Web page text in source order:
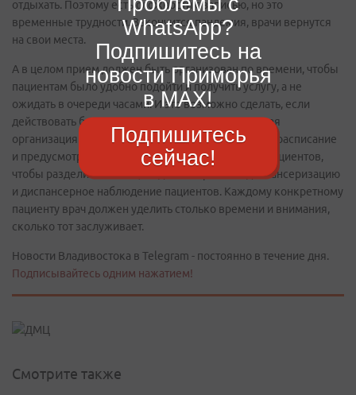
отдыхать. Поэтому есть сложности с записью, но это
временные трудности. Закончится пандемия, врачи вернутся
на свои места.
А в целом прием должен быть организован по времени, чтобы
пациентам было удобно подойти и получить услугу, а не
ожидать в очереди часами. И это возможно сделать, если
действовать более последовательно. Медицинская
организация должна сформировать интервальное расписание
и предусмотреть прием повторных и первичных пациентов,
чтобы разделить потоки, выделить время на диспансеризацию
и диспансерное наблюдение пациентов. Каждому конкретному
пациенту врач должен уделить столько времени и внимания,
сколько тот заслуживает.
Новости Владивостока в Telegram - постоянно в течение дня.
Подписывайтесь одним нажатием!
Смотрите также
WhatsApp?
Подпишитесь на
новости Приморья
в MAX!
Подпишитесь
сейчас!